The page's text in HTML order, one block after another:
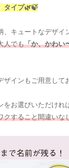
タイプ🌿🍃
、キュートなデザイ
人でも「か、かわい
インもご用意して
をお選びいただけれ
クすること間違いな